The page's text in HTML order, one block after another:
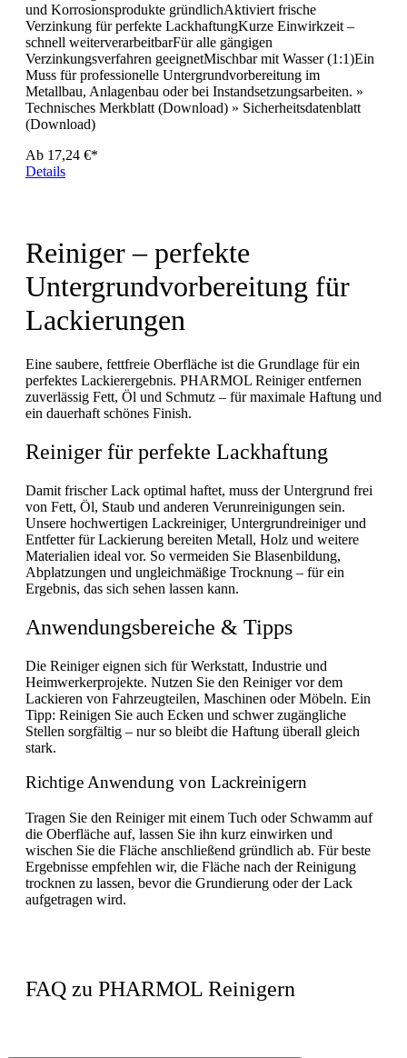
und Korrosionsprodukte gründlichAktiviert frische
Verzinkung für perfekte LackhaftungKurze Einwirkzeit –
schnell weiterverarbeitbarFür alle gängigen
Verzinkungsverfahren geeignetMischbar mit Wasser (1:1)Ein
Muss für professionelle Untergrundvorbereitung im
Metallbau, Anlagenbau oder bei Instandsetzungsarbeiten. »
Technisches Merkblatt (Download) » Sicherheitsdatenblatt
(Download)
Ab 17,24 €*
Details
Reiniger – perfekte
Untergrundvorbereitung für
Lackierungen
Eine saubere, fettfreie Oberfläche ist die Grundlage für ein
perfektes Lackierergebnis. PHARMOL Reiniger entfernen
zuverlässig Fett, Öl und Schmutz – für maximale Haftung und
ein dauerhaft schönes Finish.
Reiniger für perfekte Lackhaftung
Damit frischer Lack optimal haftet, muss der Untergrund frei
von Fett, Öl, Staub und anderen Verunreinigungen sein.
Unsere hochwertigen Lackreiniger, Untergrundreiniger und
Entfetter für Lackierung bereiten Metall, Holz und weitere
Materialien ideal vor. So vermeiden Sie Blasenbildung,
Abplatzungen und ungleichmäßige Trocknung – für ein
Ergebnis, das sich sehen lassen kann.
Anwendungsbereiche & Tipps
Die Reiniger eignen sich für Werkstatt, Industrie und
Heimwerkerprojekte. Nutzen Sie den Reiniger vor dem
Lackieren von Fahrzeugteilen, Maschinen oder Möbeln. Ein
Tipp: Reinigen Sie auch Ecken und schwer zugängliche
Stellen sorgfältig – nur so bleibt die Haftung überall gleich
stark.
Richtige Anwendung von Lackreinigern
Tragen Sie den Reiniger mit einem Tuch oder Schwamm auf
die Oberfläche auf, lassen Sie ihn kurz einwirken und
wischen Sie die Fläche anschließend gründlich ab. Für beste
Ergebnisse empfehlen wir, die Fläche nach der Reinigung
trocknen zu lassen, bevor die Grundierung oder der Lack
aufgetragen wird.
FAQ zu PHARMOL Reinigern